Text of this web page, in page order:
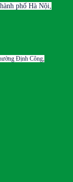
phố Hà Nội,
Định Công,